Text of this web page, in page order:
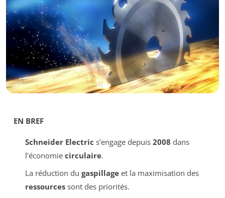
EN BREF
Schneider Electric s’engage depuis 2008 dans
l’économie circulaire.
La réduction du gaspillageet la maximisation des
ressourcessont des priorités.